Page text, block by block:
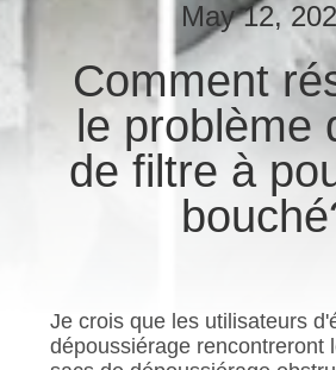
CONTRÔLE
DE
QUALITÉ
CONTACTEZ-
NOUVELLES
May 12,
Comment
le problème
de filtre à
Je crois que les utilisateurs
dépoussiérage rencontreront